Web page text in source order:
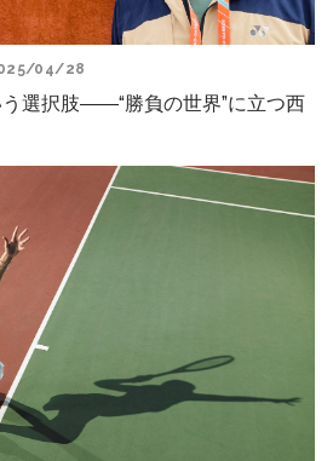
04/28
う選択肢――“勝負の世界”に立つ西